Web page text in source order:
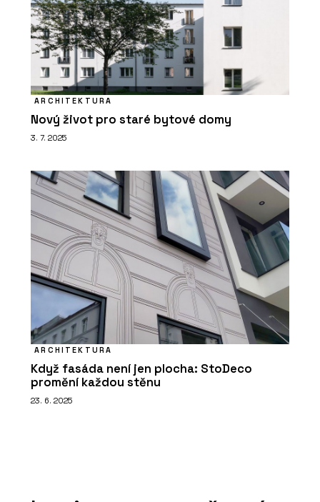
ARCHITEKTURA
Nový život pro staré bytové domy
3. 7. 2025
ARCHITEKTURA
Když fasáda není jen plocha: StoDeco
promění každou stěnu
23. 6. 2025